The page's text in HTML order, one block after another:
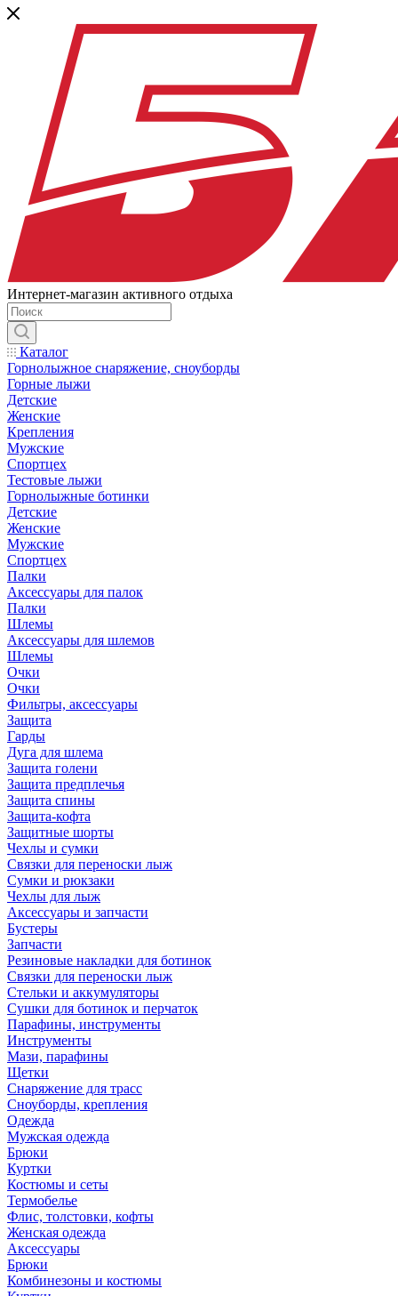
Интернет-магазин активного отдыха
Каталог
Горнолыжное снаряжение, сноуборды
Горные лыжи
Детские
Женские
Крепления
Мужские
Спортцех
Тестовые лыжи
Горнолыжные ботинки
Детские
Женские
Мужские
Спортцех
Палки
Аксессуары для палок
Палки
Шлемы
Аксессуары для шлемов
Шлемы
Очки
Очки
Фильтры, аксессуары
Защита
Гарды
Дуга для шлема
Защита голени
Защита предплечья
Защита спины
Защита-кофта
Защитные шорты
Чехлы и сумки
Связки для переноски лыж
Сумки и рюкзаки
Чехлы для лыж
Аксессуары и запчасти
Бустеры
Запчасти
Резиновые накладки для ботинок
Связки для переноски лыж
Стельки и аккумуляторы
Сушки для ботинок и перчаток
Парафины, инструменты
Инструменты
Мази, парафины
Щетки
Снаряжение для трасс
Сноуборды, крепления
Одежда
Мужская одежда
Брюки
Куртки
Костюмы и сеты
Термобелье
Флис, толстовки, кофты
Женская одежда
Аксессуары
Брюки
Комбинезоны и костюмы